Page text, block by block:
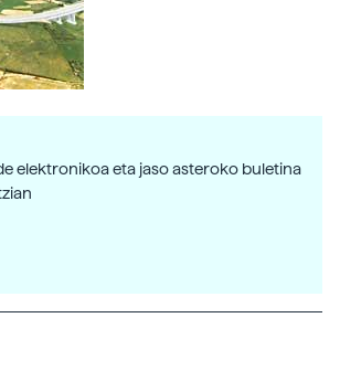
elektronikoa eta jaso asteroko buletina